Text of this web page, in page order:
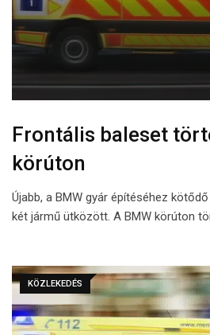
Frontális baleset
körúton
Újabb, a BMW gyár építéséhez
két jármű ütközött. A BMW körúton
KÖZLEKEDÉS